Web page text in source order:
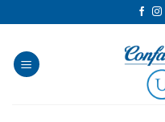
ai
contenuti